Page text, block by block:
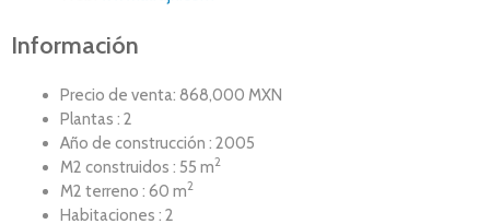
Información
Precio de venta: 868,000 MXN
Plantas : 2
Año de construcción : 2005
M2 construidos : 55 m2
M2 terreno : 60 m2
Habitaciones : 2